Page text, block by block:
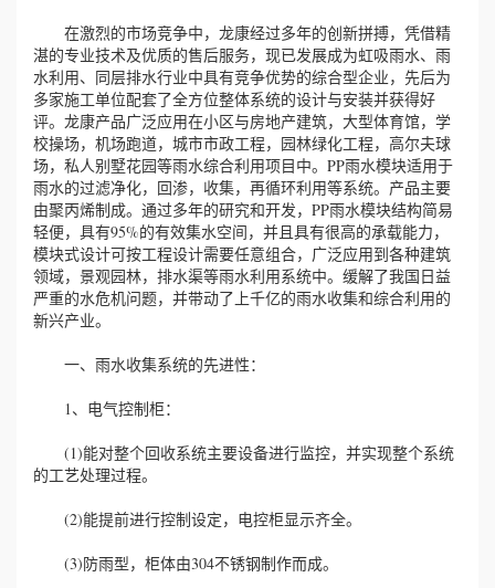
在激烈的市场竞争中，龙康经过多年的创新拼搏，凭借精
湛的专业技术及优质的售后服务，现已发展成为虹吸雨水、雨
水利用、同层排水行业中具有竞争优势的综合型企业，先后为
多家施工单位配套了全方位整体系统的设计与安装并获得好
评。龙康产品广泛应用在小区与房地产建筑，大型体育馆，学
校操场，机场跑道，城市市政工程，园林绿化工程，高尔夫球
场，私人别墅花园等雨水综合利用项目中。PP雨水模块适用于
雨水的过滤净化，回渗，收集，再循环利用等系统。产品主要
由聚丙烯制成。通过多年的研究和开发，PP雨水模块结构简易
轻便，具有95%的有效集水空间，并且具有很高的承载能力，
模块式设计可按工程设计需要任意组合，广泛应用到各种建筑
领域，景观园林，排水渠等雨水利用系统中。缓解了我国日益
严重的水危机问题，并带动了上千亿的雨水收集和综合利用的
新兴产业。
一、雨水收集系统的先进性：
1、电气控制柜：
(1)能对整个回收系统主要设备进行监控，并实现整个系统
的工艺处理过程。
(2)能提前进行控制设定，电控柜显示齐全。
(3)防雨型，柜体由304不锈钢制作而成。